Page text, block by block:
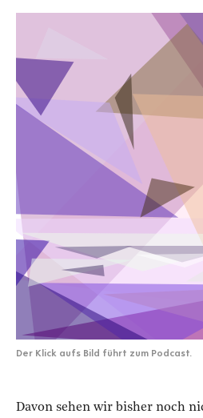
Der Klick aufs Bild führt zum Podcast.
Davon sehen wir bisher noch